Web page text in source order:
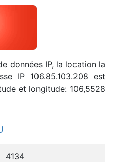
données IP, la location la
IP 106.85.103.208 est
et longitude: 106,5528
4134